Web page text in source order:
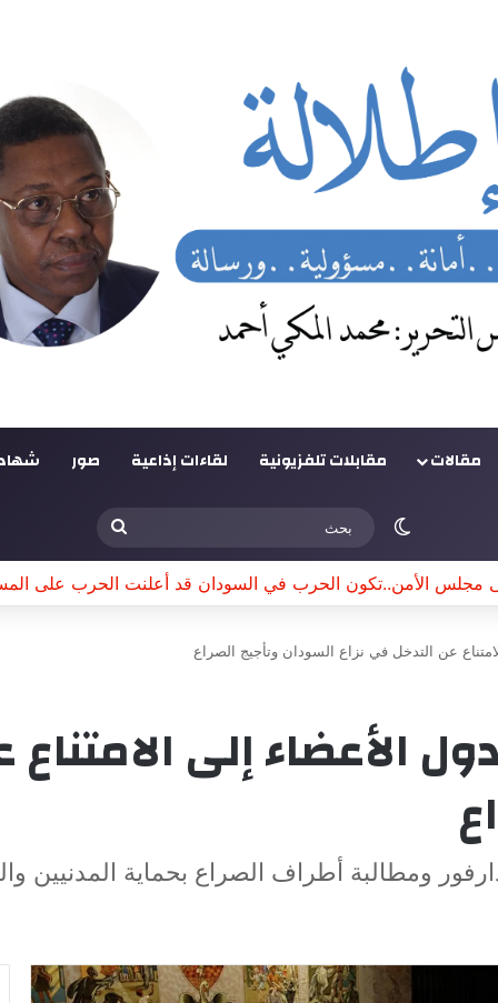
مقالات مقابلات تلفزيونية لقاءات إذاعية صور
الوضع المظلم
مجلس الأمن..تكون الحرب في السودان قد أعلنت الحرب على
عن التدخل في نزاع السودان وتأجيج الصراع
الأعضاء إلى
ومطالبة أطراف الصراع بحماية المدنيين